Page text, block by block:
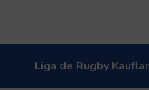
Liga de Rugby